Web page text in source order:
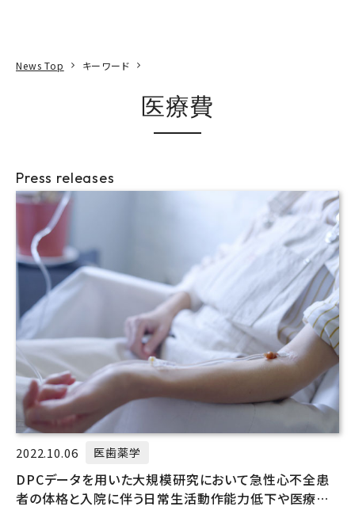
News Top キーワード
医療費
Press releases
2022.10.06 医歯薬学
DPCデータを用いた大規模研究において急性心不全患
者の体格と入院に伴う日常生活動作能力低下や医療費